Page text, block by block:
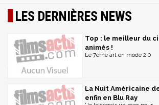
LES DERNIÈRES NEWS
Top : le meilleur du
animés !
Le 7ème art en mode 2.0
La Nuit Américaine
enfin en Blu Ray